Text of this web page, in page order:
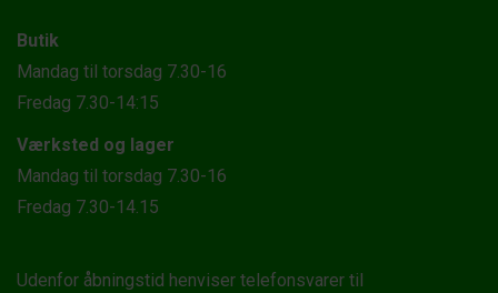
Butik
Mandag til torsdag 7.30-16
Fredag 7.30-14:15
Værksted og lager
Mandag til torsdag 7.30-16
Fredag 7.30-14.15
Udenfor åbningstid henviser telefonsvarer til